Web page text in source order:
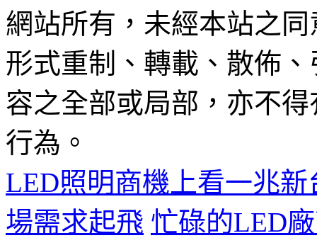
網站所有，未經本站之
形式重制、轉載、散佈
容之全部或局部，亦不
行為。
LED照明商機上看一兆
場需求起飛 忙碌的LED